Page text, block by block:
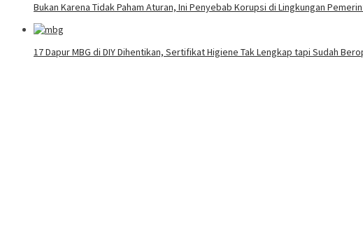
Bukan Karena Tidak Paham Aturan, Ini Penyebab Korupsi di Lingkungan
17 Dapur MBG di DIY Dihentikan, Sertifikat Higiene Tak Lengkap tapi Sudah